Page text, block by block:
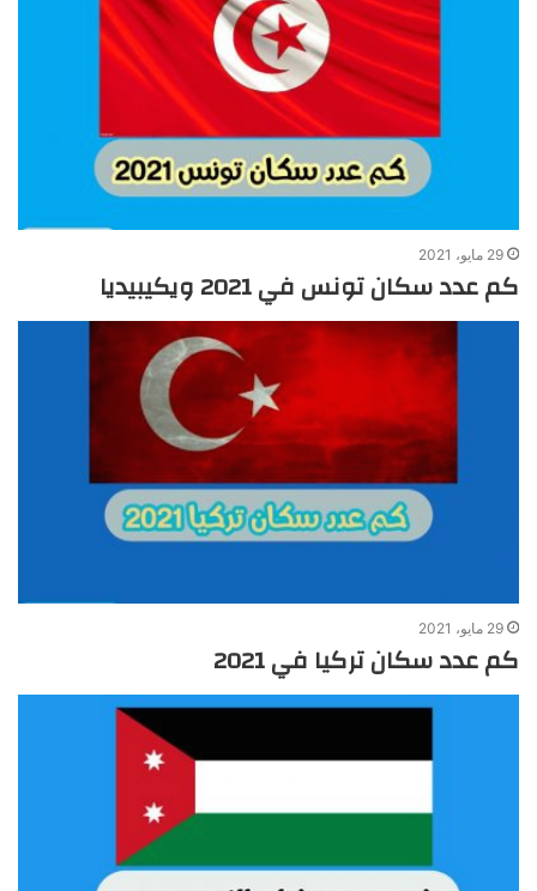
29 مايو، 2021
كم عدد سكان تونس في 2021 ويكيبيديا
29 مايو، 2021
كم عدد سكان تركيا في 2021